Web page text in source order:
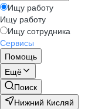
Ищу работу
Ищу работу
Ищу сотрудника
Сервисы
Помощь
Ещё
Поиск
Нижний Кисляй